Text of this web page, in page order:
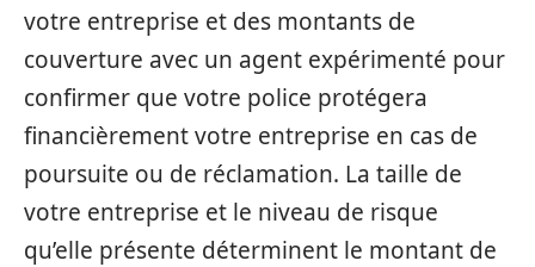
votre entreprise et des montants de
couverture avec un agent expérimenté pour
confirmer que votre police protégera
financièrement votre entreprise en cas de
poursuite ou de réclamation. La taille de
votre entreprise et le niveau de risque
qu’elle présente déterminent le montant de